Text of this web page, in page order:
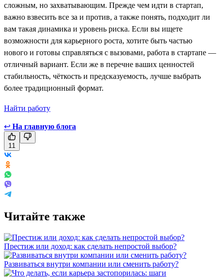
сложным, но захватывающим. Прежде чем идти в стартап,
важно взвесить все за и против, а также понять, подходит ли
вам такая динамика и уровень риска. Если вы ищете
возможности для карьерного роста, хотите быть частью
нового и готовы справляться с вызовами, работа в стартапе —
отличный вариант. Если же в перечне ваших ценностей
стабильность, чёткость и предсказуемость, лучше выбрать
более традиционный формат.
Найти работу
↩ На главную блога
11
Читайте также
Престиж или доход: как сделать непростой выбор?
Развиваться внутри компании или сменить работу?